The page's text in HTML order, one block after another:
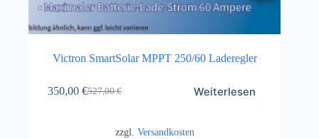
Victron SmartSolar MPPT 250/60 Laderegler
527,00€
350,00 € Weiterlesen
zzgl. Versandkosten